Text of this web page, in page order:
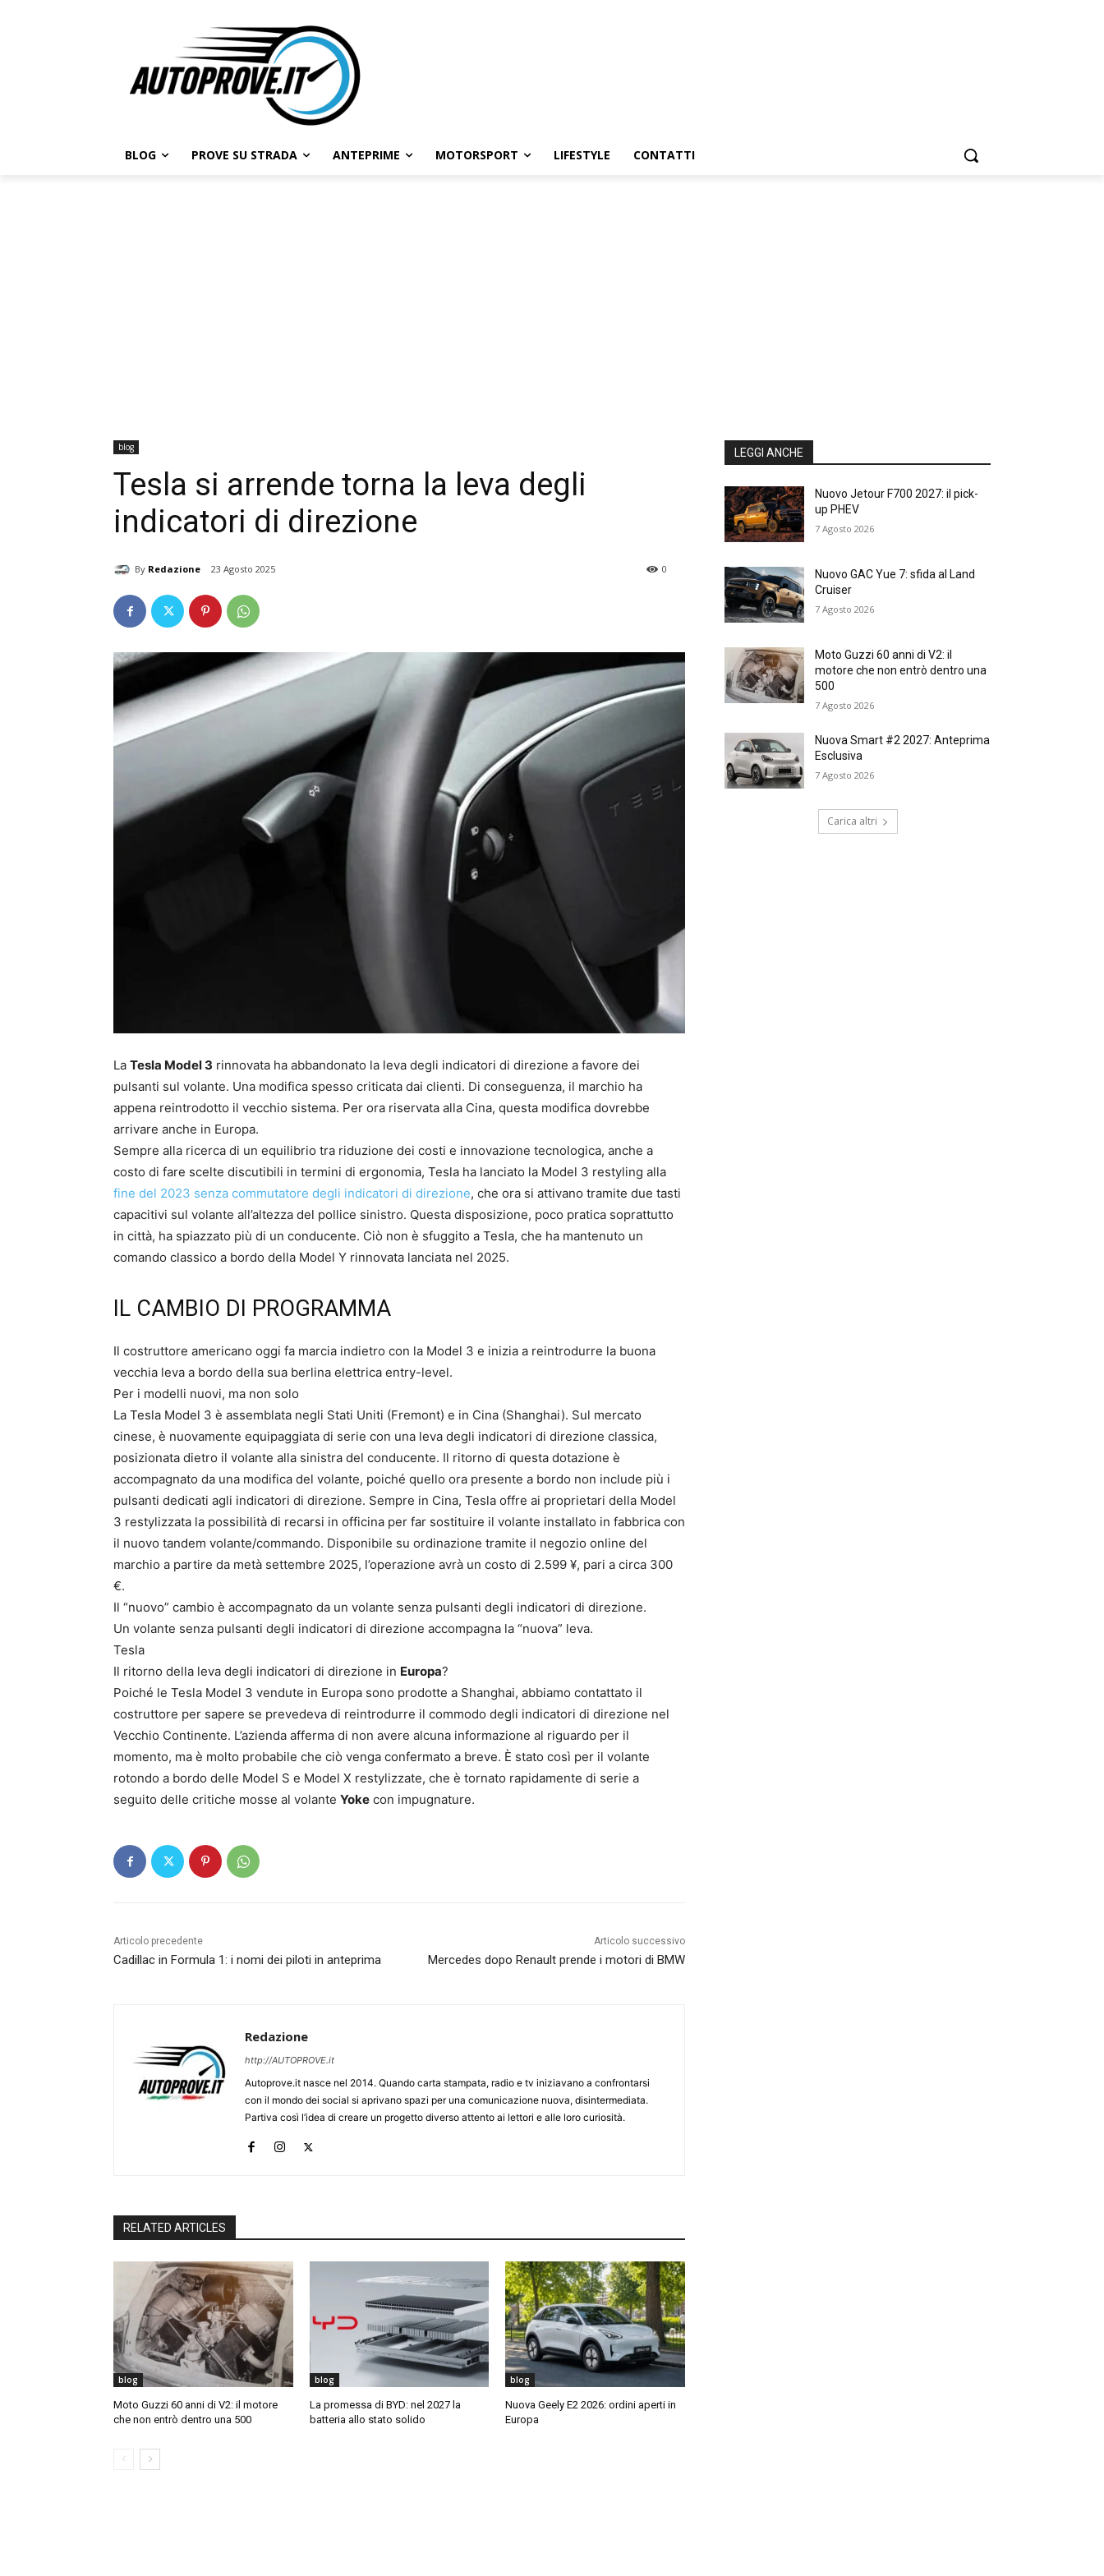
BLOG PROVE SU STRADA ANTEPRIME MOTORSPORT LIFESTYLE CONTATTI
blog
Tesla si arrende torna la leva degli
indicatori di direzione
By Redazione 23 Agosto 2025 0
La Tesla Model 3 rinnovata ha abbandonato la leva degli indicatori di direzione a favore dei
pulsanti sul volante. Una modifica spesso criticata dai clienti. Di conseguenza, il marchio ha
appena reintrodotto il vecchio sistema. Per ora riservata alla Cina, questa modifica dovrebbe
arrivare anche in Europa.
Sempre alla ricerca di un equilibrio tra riduzione dei costi e innovazione tecnologica, anche a
costo di fare scelte discutibili in termini di ergonomia, Tesla ha lanciato la Model 3 restyling alla
fine del 2023 senza commutatore degli indicatori di direzione, che ora si attivano tramite due tasti
capacitivi sul volante all’altezza del pollice sinistro. Questa disposizione, poco pratica soprattutto
in città, ha spiazzato più di un conducente. Ciò non è sfuggito a Tesla, che ha mantenuto un
comando classico a bordo della Model Y rinnovata lanciata nel 2025.
IL CAMBIO DI PROGRAMMA
Il costruttore americano oggi fa marcia indietro con la Model 3 e inizia a reintrodurre la buona
vecchia leva a bordo della sua berlina elettrica entry-level.
Per i modelli nuovi, ma non solo
La Tesla Model 3 è assemblata negli Stati Uniti (Fremont) e in Cina (Shanghai). Sul mercato
cinese, è nuovamente equipaggiata di serie con una leva degli indicatori di direzione classica,
posizionata dietro il volante alla sinistra del conducente. Il ritorno di questa dotazione è
accompagnato da una modifica del volante, poiché quello ora presente a bordo non include più i
pulsanti dedicati agli indicatori di direzione. Sempre in Cina, Tesla offre ai proprietari della Model
3 restylizzata la possibilità di recarsi in officina per far sostituire il volante installato in fabbrica con
il nuovo tandem volante/commando. Disponibile su ordinazione tramite il negozio online del
marchio a partire da metà settembre 2025, l’operazione avrà un costo di 2.599 ¥, pari a circa 300
€.
Il “nuovo” cambio è accompagnato da un volante senza pulsanti degli indicatori di direzione.
Un volante senza pulsanti degli indicatori di direzione accompagna la “nuova” leva.
Tesla
Il ritorno della leva degli indicatori di direzione in Europa?
Poiché le Tesla Model 3 vendute in Europa sono prodotte a Shanghai, abbiamo contattato il
costruttore per sapere se prevedeva di reintrodurre il commodo degli indicatori di direzione nel
Vecchio Continente. L’azienda afferma di non avere alcuna informazione al riguardo per il
momento, ma è molto probabile che ciò venga confermato a breve. È stato così per il volante
rotondo a bordo delle Model S e Model X restylizzate, che è tornato rapidamente di serie a
seguito delle critiche mosse al volante Yoke con impugnature.
Articolo precedente
Cadillac in Formula 1: i nomi dei piloti in anteprima
Articolo successivo
Mercedes dopo Renault prende i motori di BMW
Redazione
http://AUTOPROVE.it
Autoprove.it nasce nel 2014. Quando carta stampata, radio e tv iniziavano a confrontarsi
con il mondo dei social si aprivano spazi per una comunicazione nuova, disintermediata.
Partiva così l’idea di creare un progetto diverso attento ai lettori e alle loro curiosità.
RELATED ARTICLES
blog
Moto Guzzi 60 anni di V2: il motore
che non entrò dentro una 500
blog
La promessa di BYD: nel 2027 la
batteria allo stato solido
blog
Nuova Geely E2 2026: ordini aperti in
Europa
LEGGI ANCHE
Nuovo Jetour F700 2027: il pick-
up PHEV
7 Agosto 2026
Nuovo GAC Yue 7: sfida al Land
Cruiser
7 Agosto 2026
Moto Guzzi 60 anni di V2: il
motore che non entrò dentro una
500
7 Agosto 2026
Nuova Smart #2 2027: Anteprima
Esclusiva
7 Agosto 2026
Carica altri